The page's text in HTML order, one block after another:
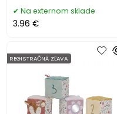
Na externom sklade
3.96 €
REGISTRAČNÁ ZĽAVA